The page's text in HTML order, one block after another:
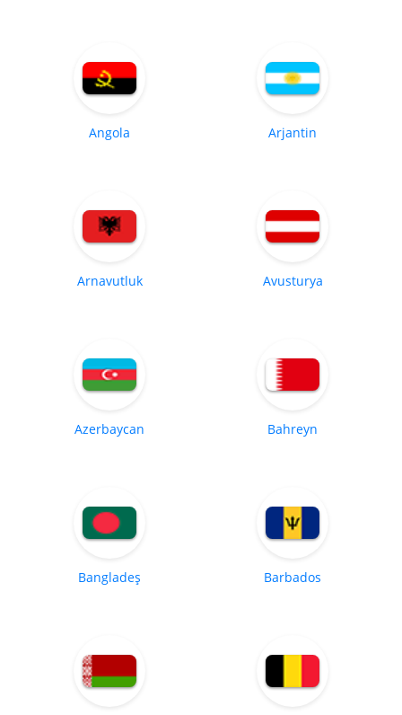
Angola Arjantin
Arnavutluk Avusturya
Azerbaycan Bahreyn
Bangladeş Barbados